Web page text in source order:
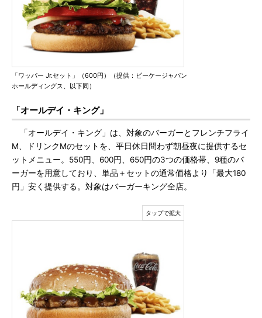
「ワッパー Jr.セット」（600円）（提供：ビーケージャパン
ホールディングス、以下同）
「オールデイ・キング」
「オールデイ・キング」は、対象のバーガーとフレンチフライ
M、ドリンクMのセットを、平日休日問わず朝昼夜に提供するセ
ットメニュー。550円、600円、650円の3つの価格帯、9種のバ
ーガーを用意しており、単品＋セットの通常価格より「最大180
円」安く提供する。対象はバーガーキング全店。